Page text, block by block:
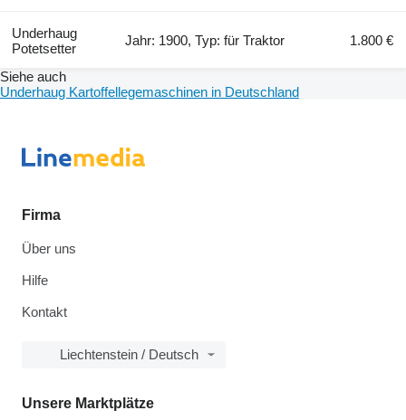
Underhaug
Potetsetter
Jahr: 1900, Typ: für Traktor 1.800 €
Siehe auch
Underhaug Kartoffellegemaschinen in Deutschland
Firma
Über uns
Hilfe
Kontakt
Liechtenstein / Deutsch
Unsere Marktplätze